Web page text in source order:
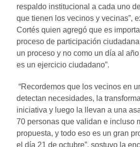
respaldo institucional a cada uno
que tienen los vecinos y vecinas”,
Cortés quien agregó que es
proceso de participación
un proceso y no como un día al
es un ejercicio ciudadano”.
“Recordemos que los vecinos en
detectan necesidades, la
iniciativa y luego la llevan a una
70 personas que validan e incluso
propuesta, y todo eso es un gran
el día 21 de octubre”, sostuvo la